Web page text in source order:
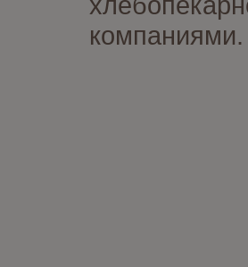
компаниями.